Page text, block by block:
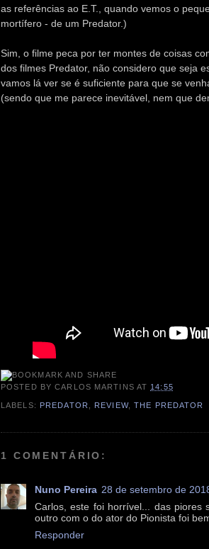
as referências ao E.T., quando vemos o
mortífero - de um Predator.)
Sim, o filme peca por ter montes de coisas
dos filmes Predator, não considero que seja
vamos lá ver se é suficiente para que se
(sendo que me parece inevitável, nem que
POSTED BYCARLOS MARTINS AT 14:55
LABELS: PREDATOR REVIEW,THE PREDATOR
1 COMENTÁRIO:
Nuno Pereira 28 de setembro de
Carlos, este foi horrível... das piores
outro com o do ator do Pionista foi
Responder